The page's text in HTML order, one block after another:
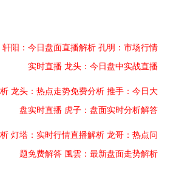
轩阳：今日盘面直播解析 孔明：市场行情
实时直播 龙头：今日盘中实战直播
龙头：热点走势免费分析 推手：今日大
盘实时直播 虎子：盘面实时分析解答
灯塔：实时行情直播解析 龙哥：热点问
题免费解答 風雲：最新盘面走势解析